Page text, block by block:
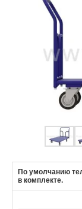
По умолчанию
в комплекте.